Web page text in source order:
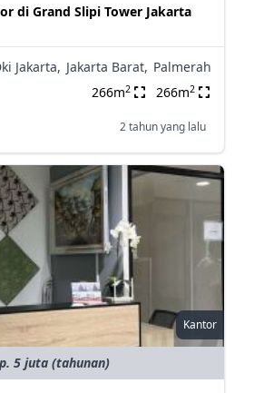
di Grand Slipi Tower Jakarta
Jakarta, Jakarta Barat, Palmerah
266m2 266m2
2 tahun yang lalu
Kantor
5 juta (tahunan)